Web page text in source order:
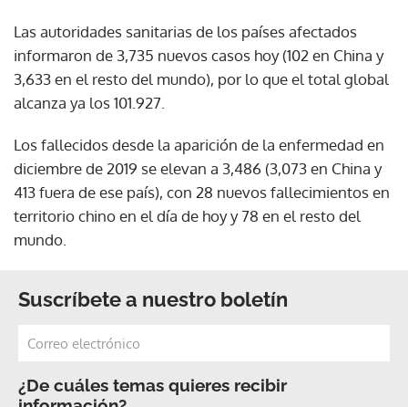
Las autoridades sanitarias de los países afectados
informaron de 3,735 nuevos casos hoy (102 en China y
3,633 en el resto del mundo), por lo que el total global
alcanza ya los 101.927.
Los fallecidos desde la aparición de la enfermedad en
diciembre de 2019 se elevan a 3,486 (3,073 en China y
413 fuera de ese país), con 28 nuevos fallecimientos en
territorio chino en el día de hoy y 78 en el resto del
mundo.
Suscríbete a nuestro boletín
¿De cuáles temas quieres recibir